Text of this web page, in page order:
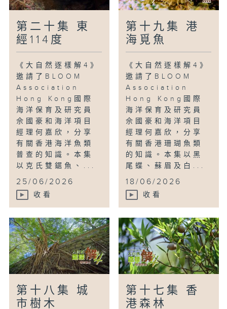
第二十集 東
經114度
《大自然逐樣解4》
邀請了BLOOM
Association
Hong Kong國際
海洋保育及研究員
佘國豪和海洋項目
經理何嘉欣，分享
有關香港海洋魚類
普查的知識。本集
以克氏雙鋸魚、...
25/06/2026
收看
第十九集 港
海覓魚
《大自然逐樣解4》
邀請了BLOOM
Association
Hong Kong國際
海洋保育及研究員
佘國豪和海洋項目
經理何嘉欣，分享
有關香港珊瑚魚類
的知識。本集以黑
尾蝶、蘇眉及白...
18/06/2026
收看
第十八集 城
市樹木
第十七集 香
港森林